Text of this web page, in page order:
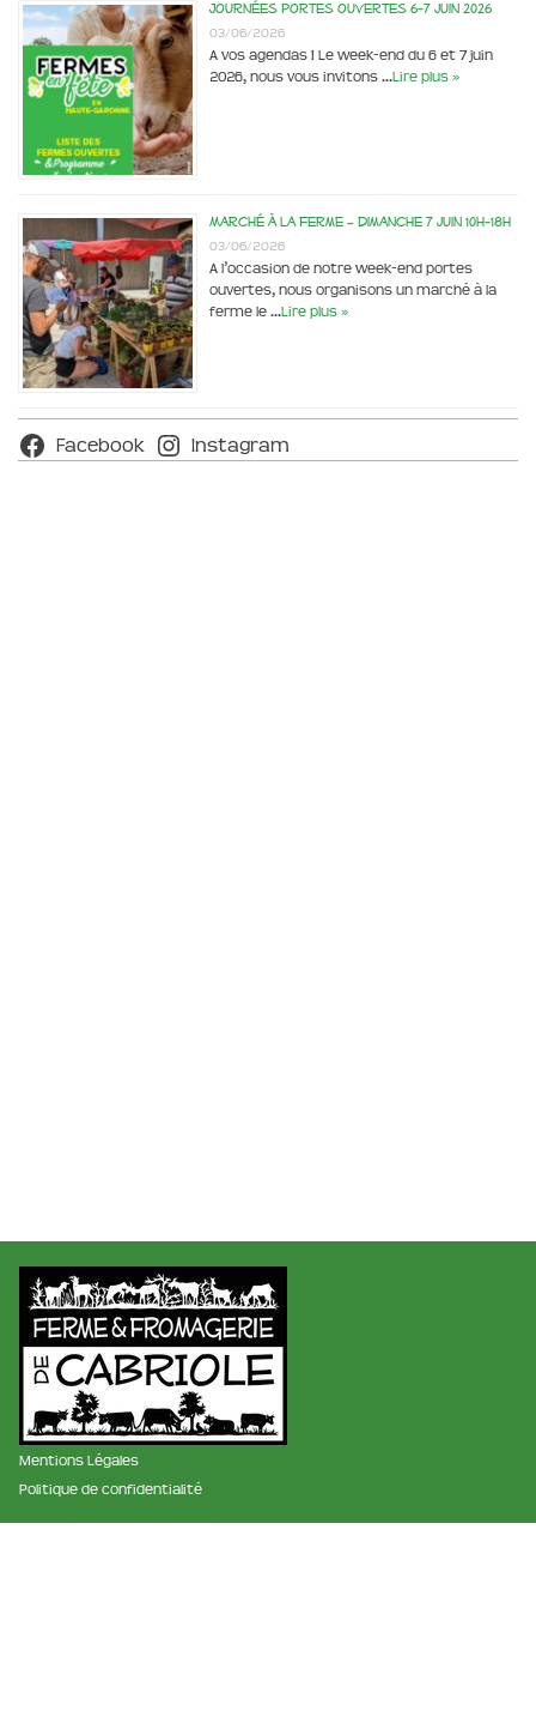
Journées portes ouvertes 6-7 juin 2026
03/06/2026
A vos agendas ! Le week-end du 6 et 7 juin
2026, nous vous invitons …Lire plus »
Marché à la ferme – dimanche 7 juin 10h-18h
03/06/2026
A l’occasion de notre week-end portes
ouvertes, nous organisons un marché à la
ferme le …Lire plus »
Facebook Instagram
Mentions Légales
Politique de confidentialité